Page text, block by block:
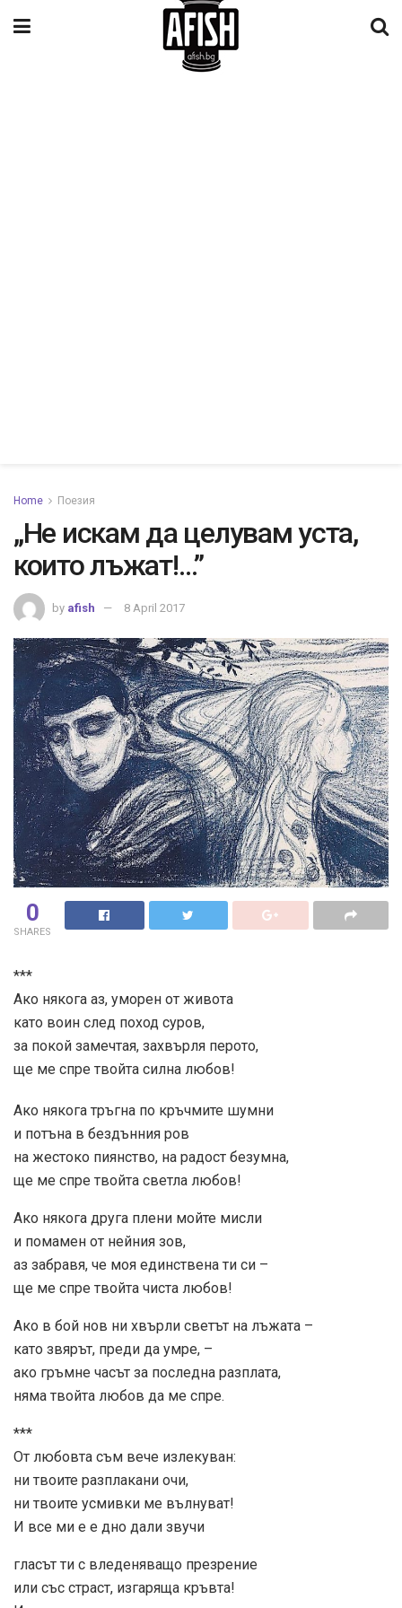
Home Поезия
„Не искам да целувам уста,
които лъжат!…”
by afish 8 April 2017
0
SHARES
***
Ако някога аз, уморен от живота
като воин след поход суров,
за покой замечтая, захвърля перото,
ще ме спре твойта силна любов!
Ако някога тръгна по кръчмите шумни
и потъна в бездънния ров
на жестоко пиянство, на радост безумна,
ще ме спре твойта светла любов!
Ако някога друга плени мойте мисли
и помамен от нейния зов,
аз забравя, че моя единствена ти си –
ще ме спре твойта чиста любов!
Ако в бой нов ни хвърли светът на лъжата –
като звярът, преди да умре, –
ако гръмне часът за последна разплата,
няма твойта любов да ме спре.
***
От любовта съм вече излекуван:
ни твоите разплакани очи,
ни твоите усмивки ме вълнуват!
И все ми е е дно дали звучи
гласът ти с вледеняващо презрение
или със страст, изгаряща кръвта!